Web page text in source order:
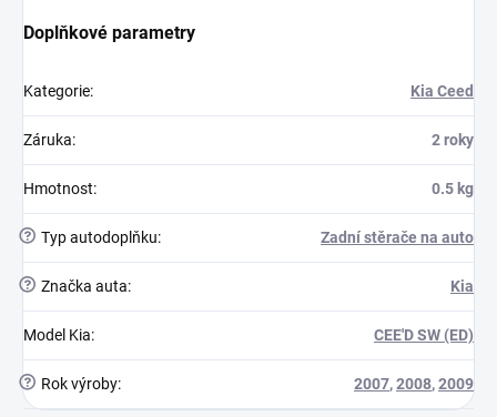
Doplňkové parametry
Kategorie: Kia Ceed
Záruka: 2 roky
Hmotnost: 0.5 kg
? Typ autodoplňku: Zadní stěrače na auto
? Značka auta: Kia
Model Kia: CEE'D SW (ED)
? Rok výroby: 2007,2008,2009